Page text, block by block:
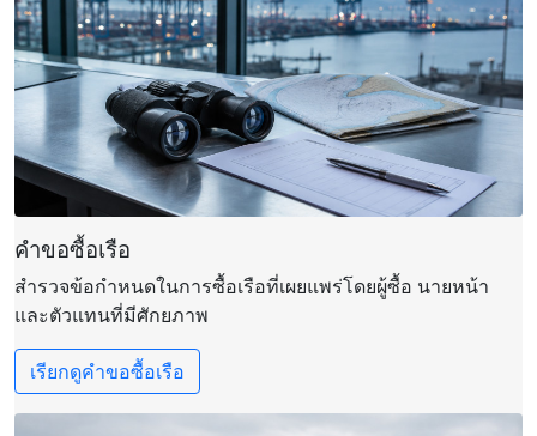
คำขอซื้อเรือ
สำรวจข้อกำหนดในการซื้อเรือที่เผยแพร่โดยผู้ซื้อ นายหน้า
และตัวแทนที่มีศักยภาพ
เรียกดูคำขอซื้อเรือ